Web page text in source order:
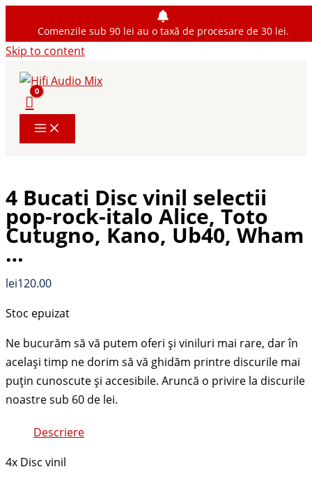
Comenzile sub 90 lei au o taxă de procesare de 30 lei.
Skip to content
4 Bucati Disc vinil selectii
pop-rock-italo Alice, Toto
Cutugno, Kano, Ub40, Wham
…
lei120.00
Stoc epuizat
Descriere
4x Disc vinil